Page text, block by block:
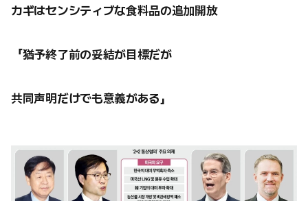
カギはセンシティブな食料品の追加開放
「猶予終了前の妥結が目標だが
共同声明だけでも意義がある」